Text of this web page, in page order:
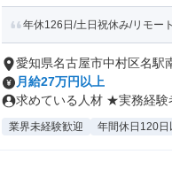
年休126日/土日祝休み/リモー
愛知県名古屋市中村区名駅
月給27万円以上
求めている人材 ★実務経験
業界未経験歓迎 年間休日120日